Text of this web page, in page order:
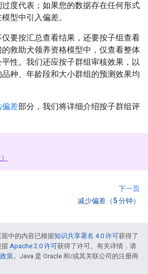
度代表；如果您的数据存在任何形式
型中引入偏差。
要按汇总查看结果，还要按子组查看
救助犬领养资格模型中，仅查看整体
性。我们还应按子群组审核效果，以
种、年龄段和大小群组的预测效果均
偏差部分，我们将详细介绍按子群组评
下一页
减少偏差（5 分钟）
中的内容已根据知识共享署名 4.0 许可获得了
据 Apache 2.0 许可获得了许可。有关详情，请
策。Java 是 Oracle 和/或其关联公司的注册商